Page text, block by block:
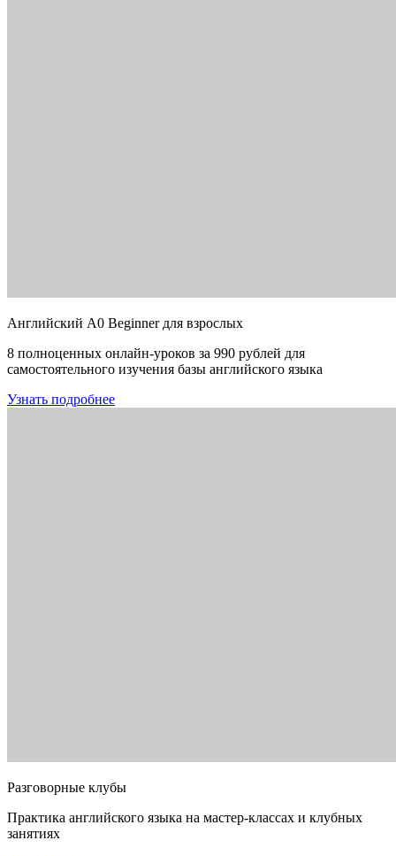
Английский A0 Beginner для взрослых
8 полноценных онлайн-уроков за 990 рублей для
самостоятельного изучения базы английского языка
Узнать подробнее
Разговорные клубы
Практика английского языка на мастер-классах и клубных
занятиях